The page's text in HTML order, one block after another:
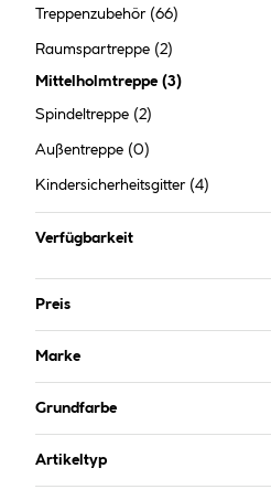
Treppenzubehör (66)
Raumspartreppe (2)
Mittelholmtreppe (3)
Spindeltreppe (2)
Außentreppe (0)
Kindersicherheitsgitter (4)
Verfügbarkeit
Preis
Marke
Grundfarbe
Artikeltyp